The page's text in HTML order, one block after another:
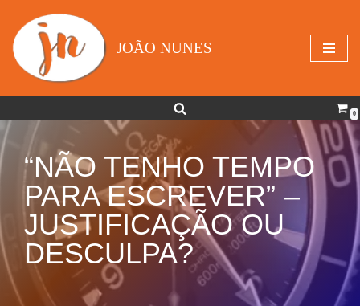
Avançar
para
JOÃO NUNES
0
“NÃO TENHO TEMPO
PARA ESCREVER” –
JUSTIFICAÇÃO OU
DESCULPA?